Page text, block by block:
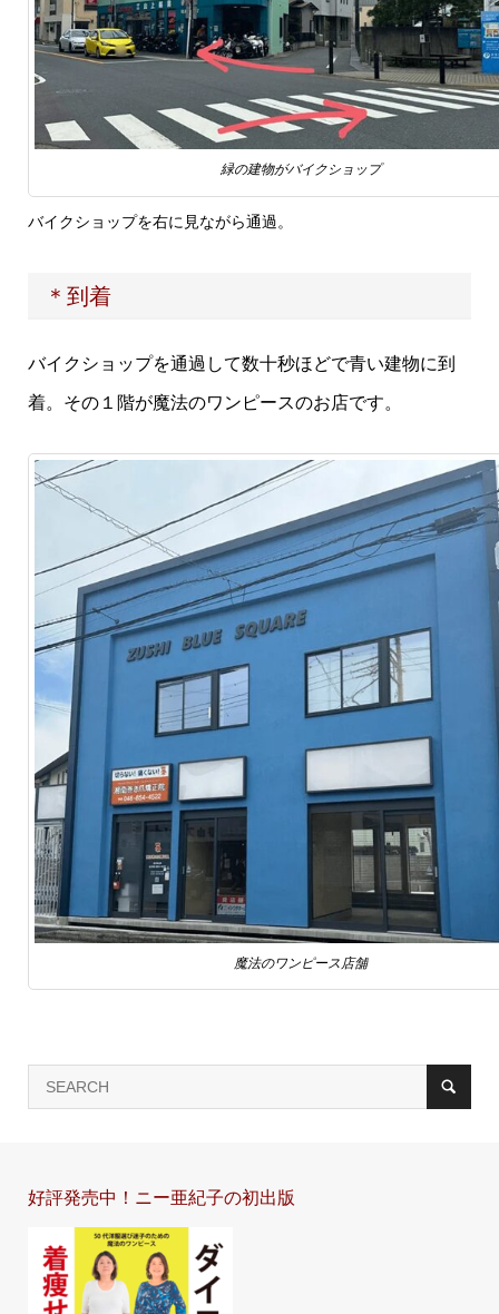
緑の建物がバイクショップ
バイクショップを右に見ながら通過。
＊到着
バイクショップを通過して数十秒ほどで青い建物に到
着。その１階が魔法のワンピースのお店です。
魔法のワンピース店舗
好評発売中！ニー亜紀子の初出版